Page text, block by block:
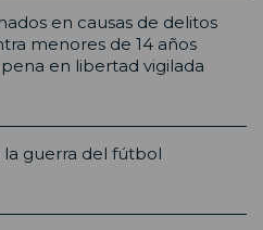
en causas de delitos
menores de 14 años
en libertad vigilada
la guerra del fútbol